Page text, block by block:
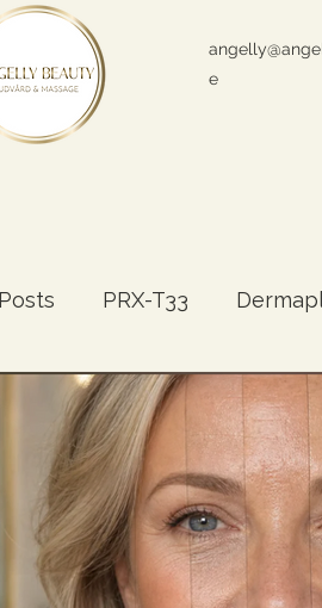
e
PRX-T33
Hudförändringar